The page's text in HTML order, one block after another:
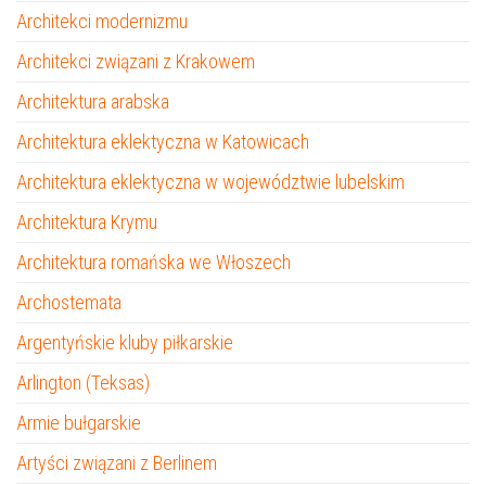
Architekci modernizmu
Architekci związani z Krakowem
Architektura arabska
Architektura eklektyczna w Katowicach
Architektura eklektyczna w województwie lubelskim
Architektura Krymu
Architektura romańska we Włoszech
Archostemata
Argentyńskie kluby piłkarskie
Arlington (Teksas)
Armie bułgarskie
Artyści związani z Berlinem